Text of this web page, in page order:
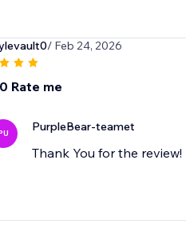
/ Feb 24, 2026
Rate me
PurpleBear-teamet
Thank You for the review!